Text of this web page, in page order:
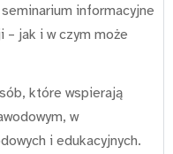
informacyjne
jak i w czym może
które wspierają
w
i edukacyjnych.